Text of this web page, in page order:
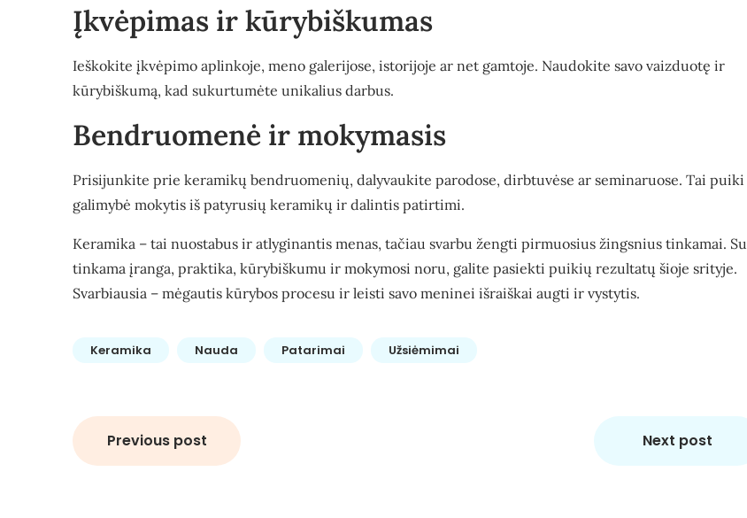
Įkvėpimas ir kūrybiškumas
Ieškokite įkvėpimo aplinkoje, meno galerijose, istorijoje ar net gamtoje. Naudokite savo vaizduotę ir
kūrybiškumą, kad sukurtumėte unikalius darbus.
Bendruomenė ir mokymasis
Prisijunkite prie keramikų bendruomenių, dalyvaukite parodose, dirbtuvėse ar seminaruose. Tai puiki
galimybė mokytis iš patyrusių keramikų ir dalintis patirtimi.
Keramika – tai nuostabus ir atlyginantis menas, tačiau svarbu žengti pirmuosius žingsnius tinkamai. Su
tinkama įranga, praktika, kūrybiškumu ir mokymosi noru, galite pasiekti puikių rezultatų šioje srityje.
Svarbiausia – mėgautis kūrybos procesu ir leisti savo meninei išraiškai augti ir vystytis.
Keramika Nauda Patarimai Užsiėmimai
Navigacija
tarp
Previous post Next post